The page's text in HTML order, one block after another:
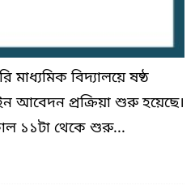
মাধ্যমিক বিদ্যালয়ে ষষ্ঠ
আবেদন প্রক্রিয়া শুরু হয়েছে।
১১টা থেকে শুরু...